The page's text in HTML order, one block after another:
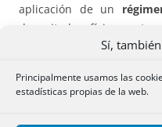
Sí,
Principalmente usamos las
estadísticas propias de la web.
aplicación de un
depositados
anterior normativa.
En cuanto a la
mandamiento de pago